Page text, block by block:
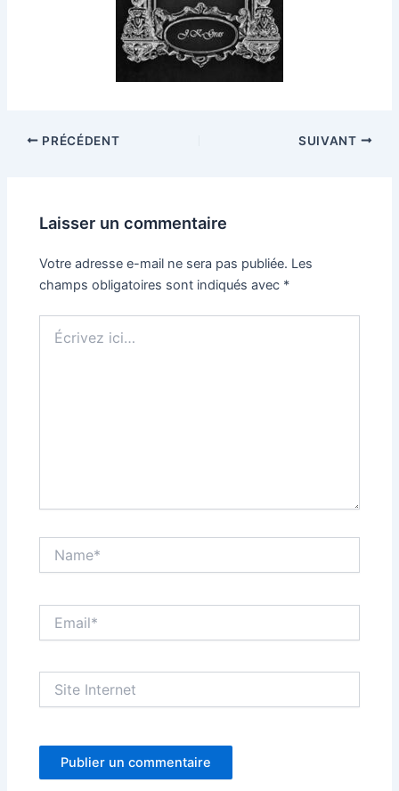
PRÉCÉDENT SUIVANT
Laisser un commentaire
Votre adresse e-mail ne sera pas publiée. Les
champs obligatoires sont indiqués avec *
ici…
Internet